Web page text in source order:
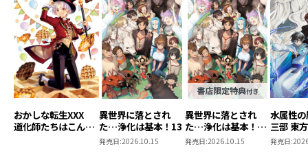
おかしな転生XXX
道化師たちはこんが
異世界に落とされ
た…浄化は基本！13
発売日:2026.10.15
異世界に落とされ
た…浄化は基本！
13【ピッコマ限定
SS付き】
発売日:2026.10.15
水属性
三部 東
発売日: